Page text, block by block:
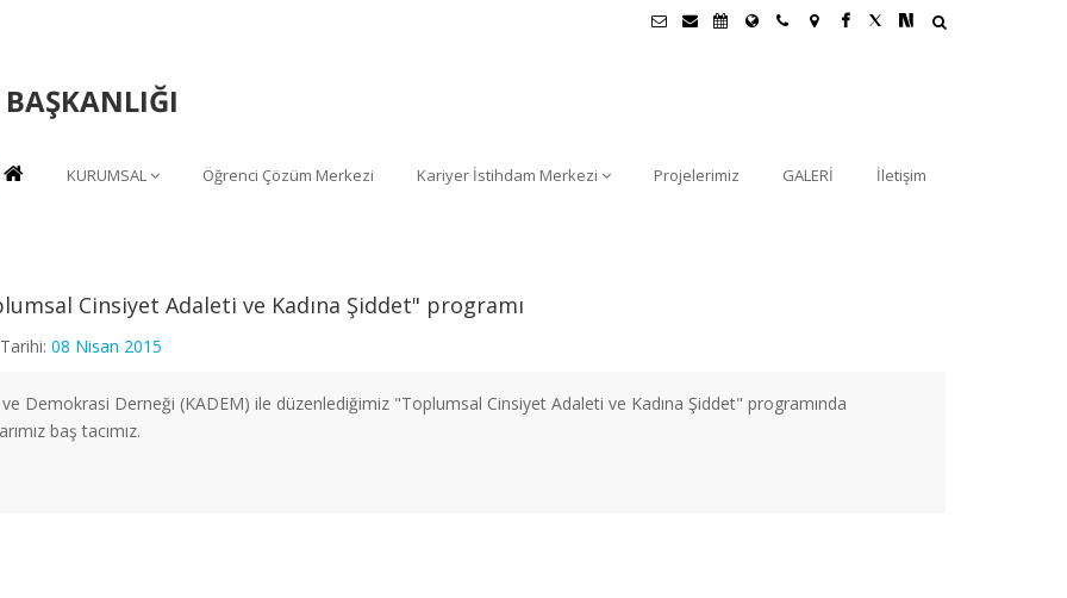
BAŞKANLIĞI
KURUMSAL Öğrenci Çözüm Merkezi Kariyer İstihdam Merkezi Projelerimiz GALERİ İletişim
Cinsiyet Adaleti ve Kadına Şiddet" programı
08 Nisan 2015
ve Demokrasi Derneği (KADEM) ile düzenlediğimiz "Toplumsal Cinsiyet Adaleti ve Kadına Şiddet" programında
baş tacımız.